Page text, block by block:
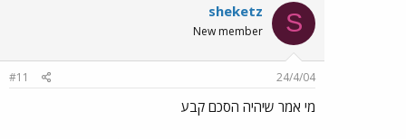
S
sheketz
New member
24/4/04
#11
מי אמר שיהיה הסכם קבע